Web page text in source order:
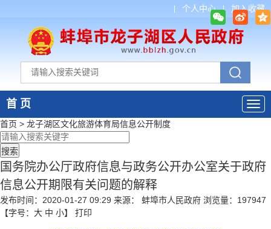
个人中心 加入收藏
首 页
首页 > 龙子湖区文化旅游体育局信息公开制度
国务院办公厅政府信息与政务公开办公室关于政府
信息公开期限有关问题的解释
发布时间：2020-01-27 09:29 来源： 蚌埠市人民政府 浏览量： 197947
【字号： 大 中 小】 打印